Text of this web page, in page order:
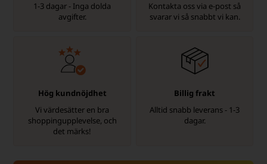
1-3 dagar - Inga dolda
avgifter.
Kontakta oss via e-post så
svarar vi så snabbt vi kan.
Hög kundnöjdhet
Vi värdesätter en bra
shoppingupplevelse, och
det märks!
Billig frakt
Alltid snabb leverans - 1-3
dagar.